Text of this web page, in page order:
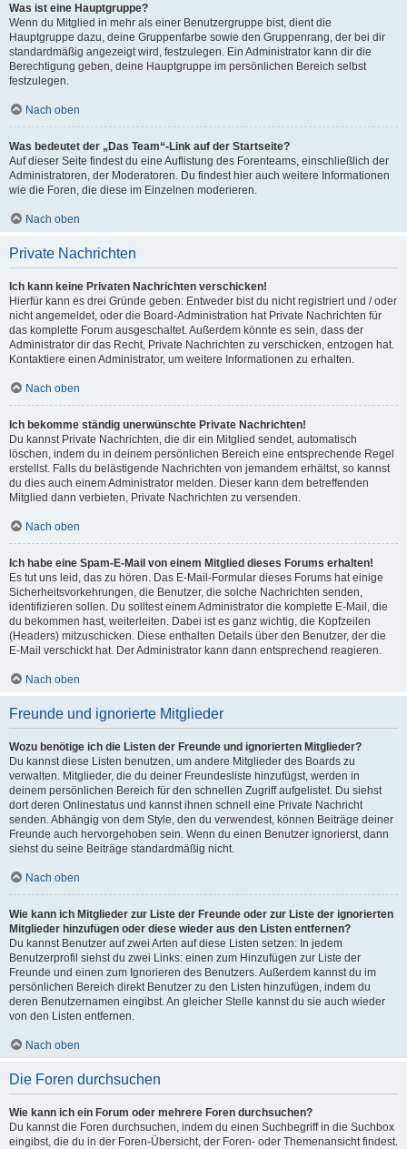
Was ist eine Hauptgruppe?
Wenn du Mitglied in mehr als einer Benutzergruppe bist, dient die
Hauptgruppe dazu, deine Gruppenfarbe sowie den Gruppenrang, der bei dir
standardmäßig angezeigt wird, festzulegen. Ein Administrator kann dir die
Berechtigung geben, deine Hauptgruppe im persönlichen Bereich selbst
festzulegen.
Nach oben
Was bedeutet der „Das Team“-Link auf der Startseite?
Auf dieser Seite findest du eine Auflistung des Forenteams, einschließlich der
Administratoren, der Moderatoren. Du findest hier auch weitere Informationen
wie die Foren, die diese im Einzelnen moderieren.
Nach oben
Private Nachrichten
Ich kann keine Privaten Nachrichten verschicken!
Hierfür kann es drei Gründe geben: Entweder bist du nicht registriert und / oder
nicht angemeldet, oder die Board-Administration hat Private Nachrichten für
das komplette Forum ausgeschaltet. Außerdem könnte es sein, dass der
Administrator dir das Recht, Private Nachrichten zu verschicken, entzogen hat.
Kontaktiere einen Administrator, um weitere Informationen zu erhalten.
Nach oben
Ich bekomme ständig unerwünschte Private Nachrichten!
Du kannst Private Nachrichten, die dir ein Mitglied sendet, automatisch
löschen, indem du in deinem persönlichen Bereich eine entsprechende Regel
erstellst. Falls du belästigende Nachrichten von jemandem erhältst, so kannst
du dies auch einem Administrator melden. Dieser kann dem betreffenden
Mitglied dann verbieten, Private Nachrichten zu versenden.
Nach oben
Ich habe eine Spam-E-Mail von einem Mitglied dieses Forums erhalten!
Es tut uns leid, das zu hören. Das E-Mail-Formular dieses Forums hat einige
Sicherheitsvorkehrungen, die Benutzer, die solche Nachrichten senden,
identifizieren sollen. Du solltest einem Administrator die komplette E-Mail, die
du bekommen hast, weiterleiten. Dabei ist es ganz wichtig, die Kopfzeilen
(Headers) mitzuschicken. Diese enthalten Details über den Benutzer, der die
E-Mail verschickt hat. Der Administrator kann dann entsprechend reagieren.
Nach oben
Freunde und ignorierte Mitglieder
Wozu benötige ich die Listen der Freunde und ignorierten Mitglieder?
Du kannst diese Listen benutzen, um andere Mitglieder des Boards zu
verwalten. Mitglieder, die du deiner Freundesliste hinzufügst, werden in
deinem persönlichen Bereich für den schnellen Zugriff aufgelistet. Du siehst
dort deren Onlinestatus und kannst ihnen schnell eine Private Nachricht
senden. Abhängig von dem Style, den du verwendest, können Beiträge deiner
Freunde auch hervorgehoben sein. Wenn du einen Benutzer ignorierst, dann
siehst du seine Beiträge standardmäßig nicht.
Nach oben
Wie kann ich Mitglieder zur Liste der Freunde oder zur Liste der ignorierten
Mitglieder hinzufügen oder diese wieder aus den Listen entfernen?
Du kannst Benutzer auf zwei Arten auf diese Listen setzen: In jedem
Benutzerprofil siehst du zwei Links: einen zum Hinzufügen zur Liste der
Freunde und einen zum Ignorieren des Benutzers. Außerdem kannst du im
persönlichen Bereich direkt Benutzer zu den Listen hinzufügen, indem du
deren Benutzernamen eingibst. An gleicher Stelle kannst du sie auch wieder
von den Listen entfernen.
Nach oben
Die Foren durchsuchen
Wie kann ich ein Forum oder mehrere Foren durchsuchen?
Du kannst die Foren durchsuchen, indem du einen Suchbegriff in die Suchbox
eingibst, die du in der Foren-Übersicht, der Foren- oder Themenansicht findest.